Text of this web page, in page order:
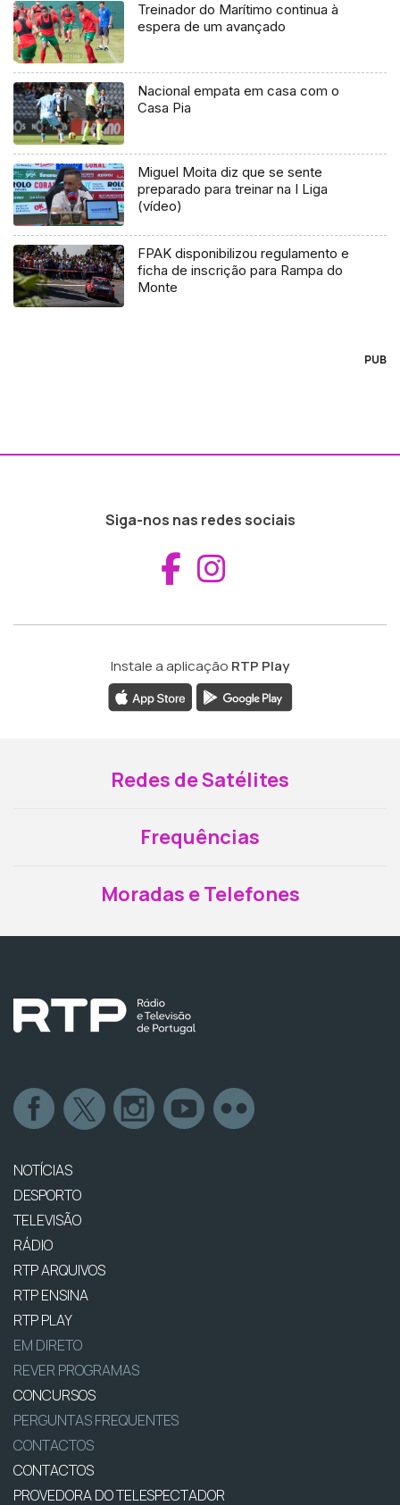
Treinador do Marítimo continua à
espera de um avançado
Nacional empata em casa com o
Casa Pia
Miguel Moita diz que se sente
preparado para treinar na I Liga
(vídeo)
FPAK disponibilizou regulamento e
ficha de inscrição para Rampa do
Monte
PUB
Siga-nos nas redes sociais
Aceder ao
Instale a aplicação RTP Play
Redes de Satélites
Frequências
Moradas e Telefones
NOTÍCIAS
DESPORTO
TELEVISÃO
RÁDIO
RTP ARQUIVOS
RTP ENSINA
RTP PLAY
EM DIRETO
REVER PROGRAMAS
CONCURSOS
PERGUNTAS FREQUENTES
CONTACTOS
CONTACTOS
PROVEDORA DO TELESPECTADOR